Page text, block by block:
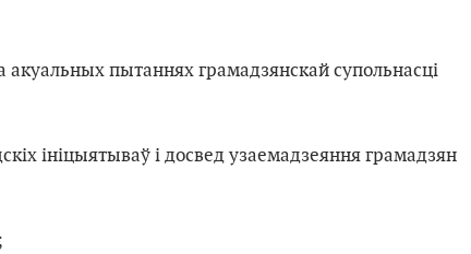
акуальных пытаннях грамадзянскай супольнасцi
ініцыятываў i досвед узаемадзеяння грамадзян